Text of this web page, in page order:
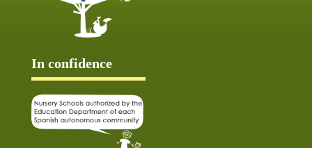
In confidence